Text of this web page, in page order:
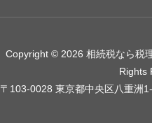
Copyright © 2026 相続税なら税
Rights
〒103-0028 東京都中央区八重洲